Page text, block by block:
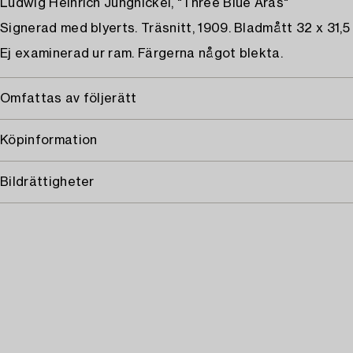
Ludwig Heinrich Jungnickel, "Three Blue Aras"
Signerad med blyerts. Träsnitt, 1909. Bladmått 32 x 31,5
Ej examinerad ur ram. Färgerna något blekta.
Omfattas av följerätt
Köpinformation
Bildrättigheter